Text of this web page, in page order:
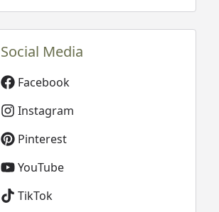
Social Media
Facebook
Instagram
Pinterest
YouTube
TikTok